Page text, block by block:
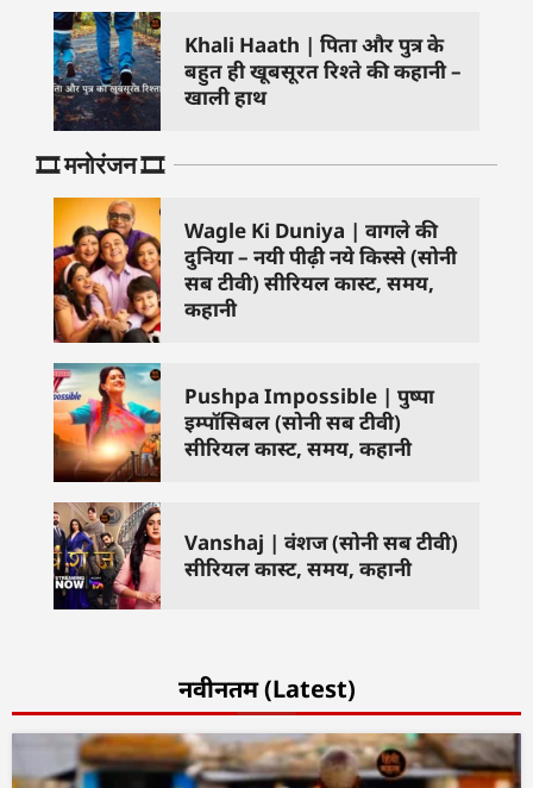
Khali Haath | पिता और पुत्र के
बहुत ही खूबसूरत रिश्ते की कहानी –
खाली हाथ
🎞️ मनोरंजन 🎞️
Wagle Ki Duniya | वागले की
दुनिया – नयी पीढ़ी नये किस्से (सोनी
सब टीवी) सीरियल कास्ट, समय,
कहानी
Pushpa Impossible | पुष्पा
इम्पॉसिबल (सोनी सब टीवी)
सीरियल कास्ट, समय, कहानी
Vanshaj | वंशज (सोनी सब टीवी)
सीरियल कास्ट, समय, कहानी
नवीनतम (Latest)